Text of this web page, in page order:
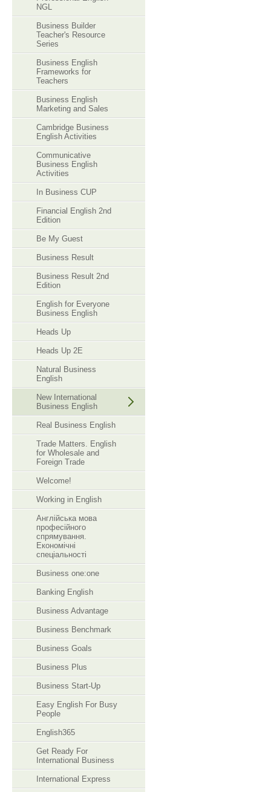
NGL
Business Builder
Teacher's Resource
Series
Business English
Frameworks for
Teachers
Business English
Marketing and Sales
Cambridge Business
English Activities
Communicative
Business English
Activities
In Business CUP
Financial English 2nd
Edition
Be My Guest
Business Result
Business Result 2nd
Edition
English for Everyone
Business English
Heads Up
Heads Up 2E
Natural Business
English
New International
Business English
Real Business English
Trade Matters. English
for Wholesale and
Foreign Trade
Welcome!
Working in English
Англійська мова
професійного
спрямування.
Економічні
спеціальності
Business one:one
Banking English
Business Advantage
Business Benchmark
Business Goals
Business Plus
Business Start-Up
Easy English For Busy
People
English365
Get Ready For
International Business
International Express